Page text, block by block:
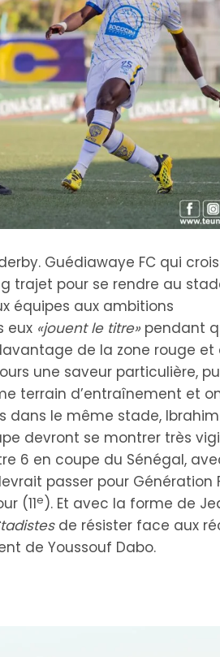
Guédiawaye FC qui
trajet pour se rendre au
équipes aux ambitions
eux «jouent le titre»pendant
de la zone rouge et
une saveur particulière,
terrain d’entraînement et
le même stade,
devront se montrer très
6 en coupe du Sénégal,
passer pour Génération
(11e ). Et avec la forme de
de résister face aux
de Youssouf Dabo.